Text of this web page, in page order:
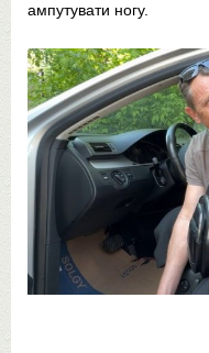
ампутувати ногу.